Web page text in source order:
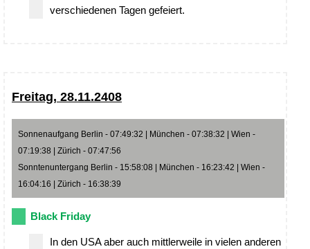
verschiedenen Tagen gefeiert.
Freitag, 28.11.2408
Sonnenaufgang Berlin - 07:49:32 | München - 07:38:32 | Wien -
07:19:38 | Zürich - 07:47:56
Sonntenuntergang Berlin - 15:58:08 | München - 16:23:42 | Wien -
16:04:16 | Zürich - 16:38:39
Black Friday
In den USA aber auch mittlerweile in vielen anderen